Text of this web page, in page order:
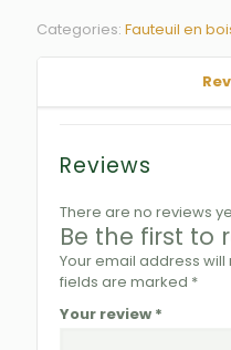
Categories: Fauteuil en
Reviews
There are no reviews
Be the first to
Your email address
fields are marked *
Your review *